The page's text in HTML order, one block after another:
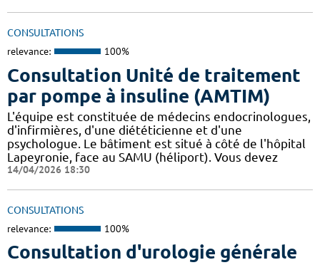
CONSULTATIONS
relevance: 100%
Consultation Unité de traitement
par pompe à insuline (AMTIM)
L'équipe est constituée de médecins endocrinologues,
d'infirmières, d'une diététicienne et d'une
psychologue. Le bâtiment est situé à côté de l'hôpital
Lapeyronie, face au SAMU (héliport). Vous devez
14/04/2026 18:30
CONSULTATIONS
relevance: 100%
Consultation d'urologie générale